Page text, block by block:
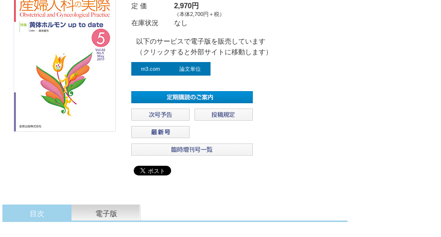
定 価
2,970円
（本体2,700円＋税）
在庫状況 なし
以下のサービスで電子版を販売しています
（クリックすると外部サイトに移動します）
m3.com 論文単位
目次 電子版